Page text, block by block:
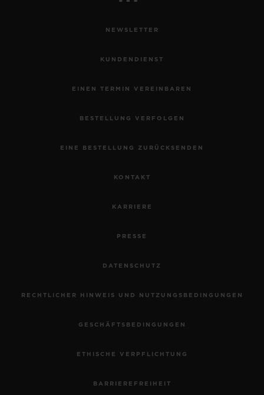
NEWSLETTER
KUNDENDIENST
EINEN TERMIN VEREINBAREN
BESTELLUNG VERFOLGEN
EINE BESTELLUNG ZURÜCKSENDEN
KONTAKT
KARRIERE
PRESSE
DATENSCHUTZ
RECHTLICHER HINWEIS UND NUTZUNGSBEDINGUNGEN
GESCHÄFTSBEDINGUNGEN
ETHISCHE VERPFLICHTUNG
BARRIEREFREIHEIT